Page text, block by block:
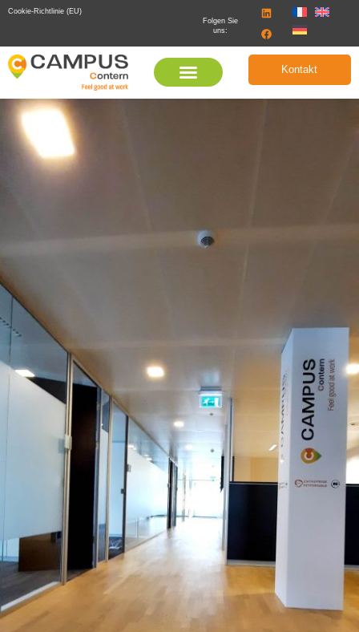
Cookie-Richtlinie (EU)
Folgen Sie
uns:
Kontakt